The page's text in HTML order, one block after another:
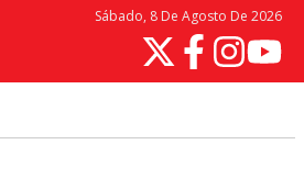
Sábado, 8 De Agosto De 2026